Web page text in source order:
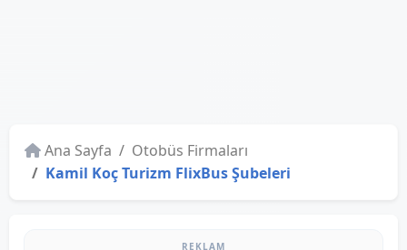
Ana Sayfa
Otobüs Firmaları
Kamil Koç Turizm FlixBus Şubeleri
REKLAM